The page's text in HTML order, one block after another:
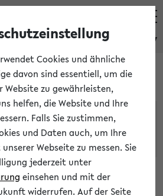
eKVV
Räume
Raumvergabe
bielefeld.de
anzeigen oder suchen Sie nach
Cookies und ähnliche
davon sind essentiell, um die
zu gewährleisten,
helfen, die Website und Ihre
Falls Sie zustimmen,
und Daten auch, um Ihre
Webseite zu messen. Sie
jederzeit unter
einsehen und mit der
widerrufen. Auf der Seite